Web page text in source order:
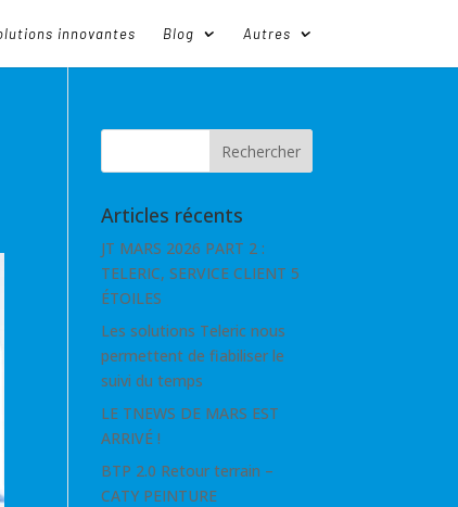
innovantes Blog Autres
Articles récents
JT MARS 2026 PART 2 :
TELERIC, SERVICE CLIENT 5
ÉTOILES
Les solutions Teleric nous
permettent de fiabiliser le
suivi du temps
LE TNEWS DE MARS EST
ARRIVÉ !
BTP 2.0 Retour terrain –
CATY PEINTURE